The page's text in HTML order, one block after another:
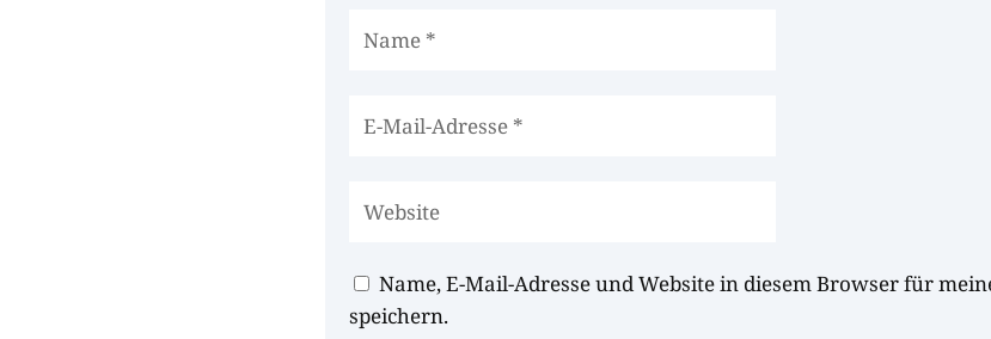
Name, E-Mail-Adresse und Website in diesem Browser für
speichern.